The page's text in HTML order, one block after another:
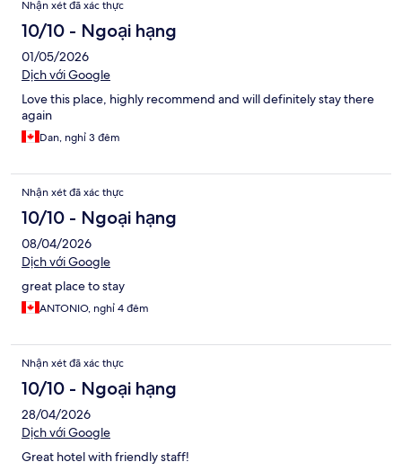
Nhận xét đã xác thực
10/10 - Ngoại hạng
01/05/2026
Dịch với Google
Love this place, highly recommend and will definitely stay there
again
Dan, nghỉ 3 đêm
Nhận xét đã xác thực
10/10 - Ngoại hạng
08/04/2026
Dịch với Google
great place to stay
ANTONIO, nghỉ 4 đêm
Nhận xét đã xác thực
10/10 - Ngoại hạng
28/04/2026
Dịch với Google
Great hotel with friendly staff!